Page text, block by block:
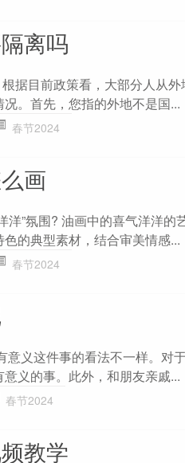
离吗
据目前政策看，大部分人从
。首先，您指的外地不是国...
春节2024
画
洋”氛围? 油画中的喜气洋洋
的典型素材，结合审美情感...
春节2024
义这件事的看法不一样。对
义的事。此外，和朋友亲戚...
春节2024
教学